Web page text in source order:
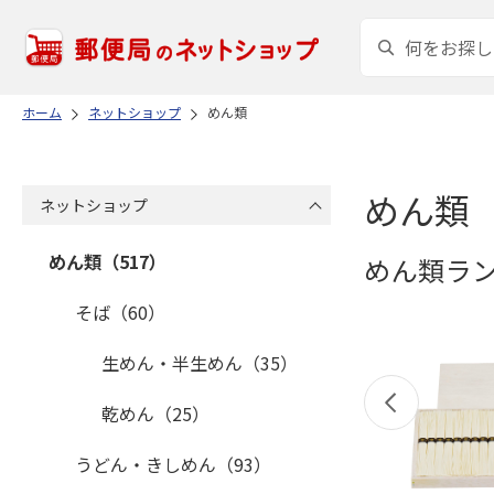
ホーム ネットショップ めん類
めん類
めん類ラ
ネットショップ
めん類（517）
そば（60）
生めん・半生めん（35）
乾めん（25）
うどん・きしめん（93）